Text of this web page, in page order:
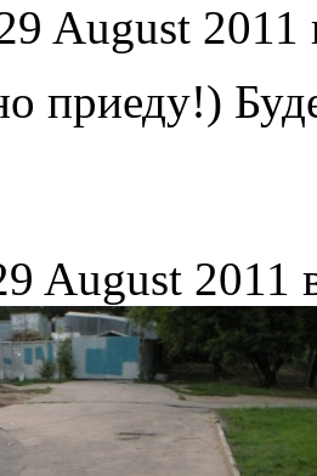
August 2011
приеду!)
August 2011